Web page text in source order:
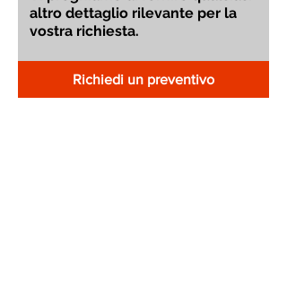
Richiedi un preventivo